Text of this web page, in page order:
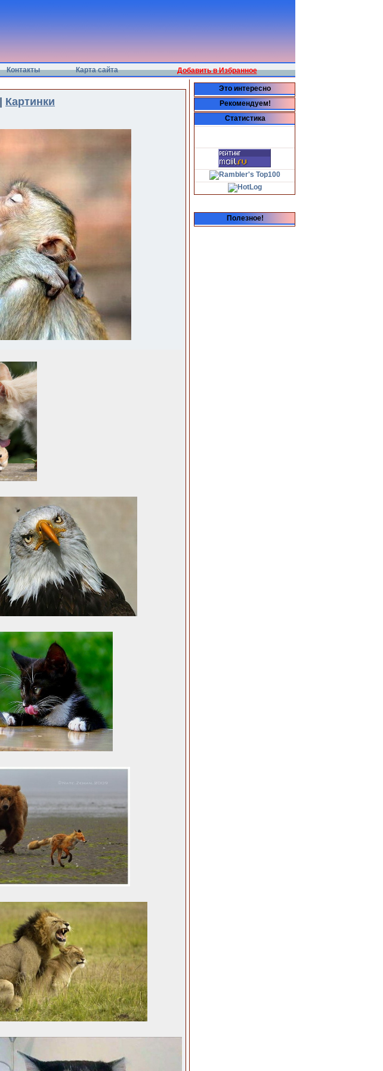
Контакты Карта сайта Добавить в Избранное
Картинки
Это интересно
Рекомендуем!
Статистика
Полезное!